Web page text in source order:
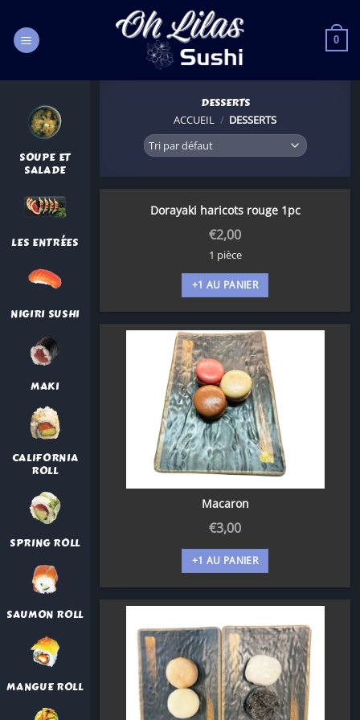
contenu
0
SOUPE ET
SALADE
LES ENTRÉES
NIGIRI SUSHI
MAKI
CALIFORNIA
ROLL
SPRING ROLL
SAUMON ROLL
MANGUE ROLL
DESSERTS
ACCUEIL / DESSERTS
Dorayaki haricots rouge 1pc
€2,00
1 pièce
+1 AU PANIER
Macaron
€3,00
+1 AU PANIER